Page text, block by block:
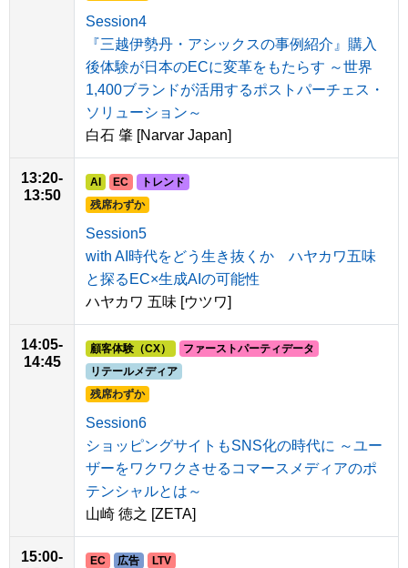
Session4
『三越伊勢丹・アシックスの事例紹介』購入
後体験が日本のECに変革をもたらす ～世界
1,400ブランドが活用するポストパーチェス・
ソリューション～
白石 肇 [Narvar Japan]
13:20-
13:50
AI EC
トレンド
残席わずか
Session5
with AI時代をどう生き抜くか ハヤカワ五味
と探るEC×生成AIの可能性
ハヤカワ 五味 [ウツワ]
14:05-
14:45
顧客体験（CX）
ファーストパーティデータ
リテールメディア
残席わずか
Session6
ショッピングサイトもSNS化の時代に ～ユー
ザーをワクワクさせるコマースメディアのポ
テンシャルとは～
山崎 徳之 [ZETA]
15:00-
EC 広告
LTV